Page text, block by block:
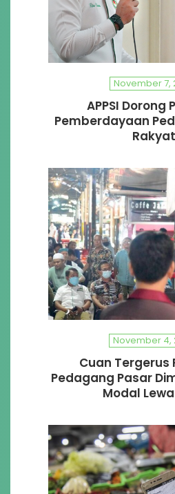
November 7,
APPSI Dorong
Pemberdayaan
Rakyat
November 4,
Cuan Tergerus
Pedagang Pasar
Modal